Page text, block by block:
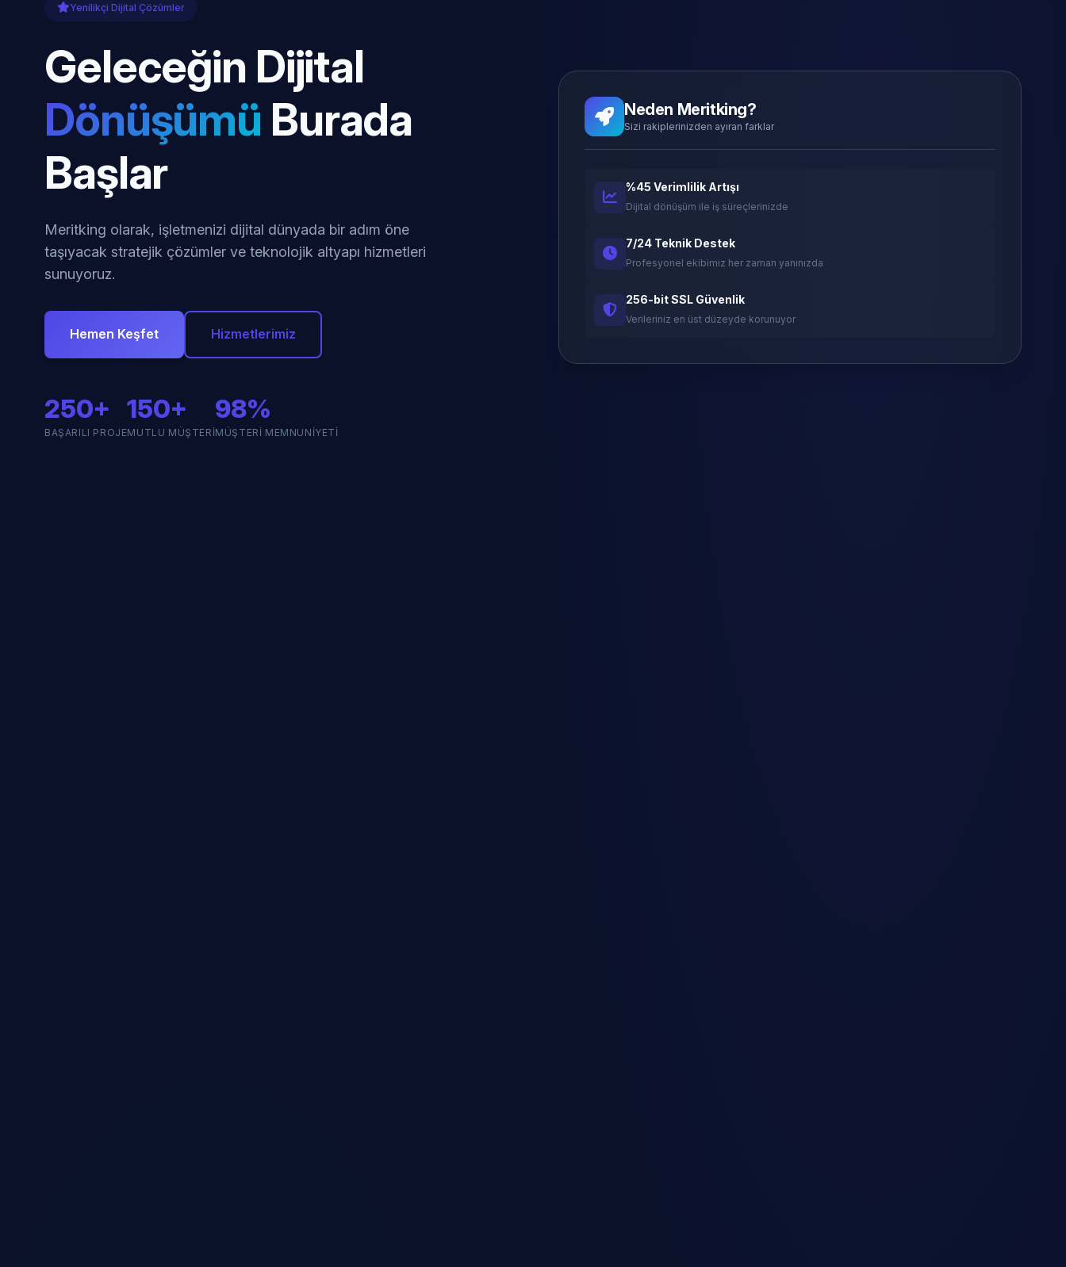
Yenilikçi Dijital Çözümler
Geleceğin Dijital
Dönüşümü Burada
Başlar
Meritking olarak, işletmenizi dijital dünyada bir adım öne
taşıyacak stratejik çözümler ve teknolojik altyapı hizmetleri
sunuyoruz.
Hemen Keşfet Hizmetlerimiz
250+
BAŞARILI PROJE
150+
MUTLU MÜŞTERI
98%
MÜŞTERI MEMNUNIYETI
Neden Meritking?
Sizi rakiplerinizden ayıran farklar
%45 Verimlilik Artışı
Dijital dönüşüm ile iş süreçlerinizde
7/24 Teknik Destek
Profesyonel ekibimiz her zaman yanınızda
256-bit SSL Güvenlik
Verileriniz en üst düzeyde korunuyor